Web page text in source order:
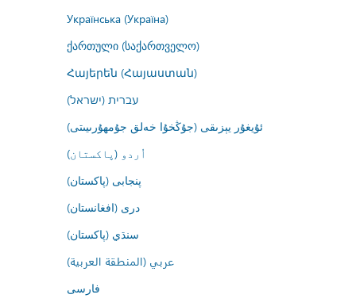
Українська (Україна)
ქართული (საქართველო)
Հայերեն (Հայաստան)
עברית (ישראל)
ئۇيغۇر يېزىقى (جۇڭخۇا خەلق جۇمھۇرىيىتى)
اُردو (پاکستان)
پنجابی (پاکستان)
درى (افغانستان)
سنڌي (پاکستان)
عربي (المنطقة العربية)
فارسى